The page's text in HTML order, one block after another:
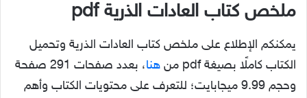
ملخص كتاب العادات الذرية pdf
يمكنكم الإطلاع على ملخص كتاب العادات الذرية وتحميل
الكتاب كاملًا بصيغة pdf من
هنا
، بعدد صفحات 291 صفحة
وحجم 9.99 ميجابايت؛ للتعرف على محتويات الكتاب وأهم